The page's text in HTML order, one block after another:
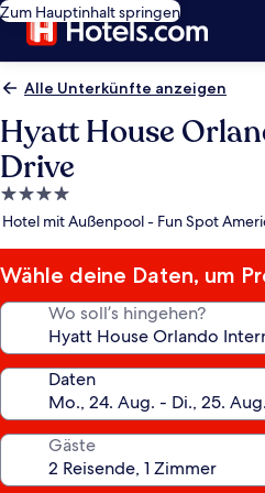
Zum Hauptinhalt springen
Alle Unterkünfte anzeigen
Hyatt House
Drive
4.0-
Sterne-
Hotel mit Außenpool - Fun Spot
Wähle deine Daten, um
Wo soll’s hingehen?
Daten
Gäste